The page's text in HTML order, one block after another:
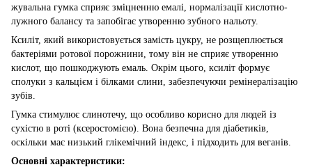
жувальна гумка сприяє зміцненню емалі, нормалізації кислотно-
лужного балансу та запобігає утворенню зубного нальоту.
Ксиліт, який використовується замість цукру, не розщеплюється
бактеріями ротової порожнини, тому він не сприяє утворенню
кислот, що пошкоджують емаль. Окрім цього, ксиліт формує
сполуки з кальцієм і білками слини, забезпечуючи ремінералізацію
зубів.
Гумка стимулює слинотечу, що особливо корисно для людей із
сухістю в роті (ксеростомією). Вона безпечна для діабетиків,
оскільки має низький глікемічний індекс, і підходить для веганів.
Основні характеристики: